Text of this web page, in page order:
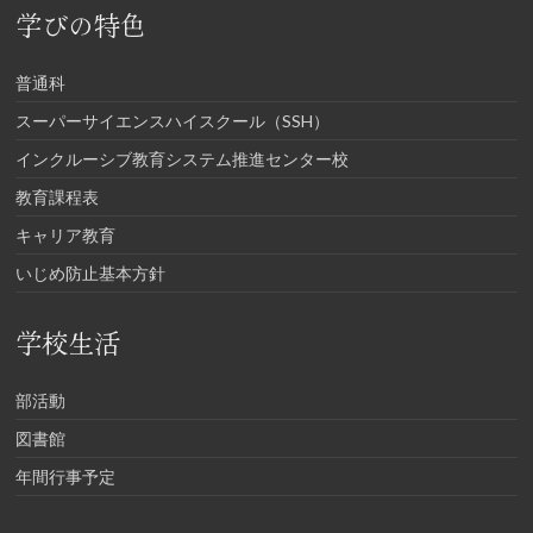
学びの特色
普通科
スーパーサイエンスハイスクール（SSH）
インクルーシブ教育システム推進センター校
教育課程表
キャリア教育
いじめ防止基本方針
学校生活
部活動
図書館
年間行事予定